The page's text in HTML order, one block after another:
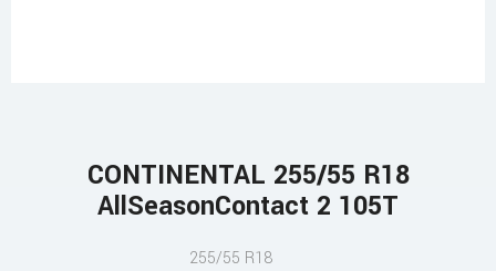
CONTINENTAL 255/55 R18
AllSeasonContact 2 105T
255/55 R18